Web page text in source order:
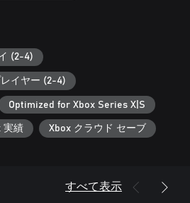
(2-4)
イヤー (2-4)
Optimized for Xbox Series X|S
実績 Xbox クラウド セーブ
すべて表示